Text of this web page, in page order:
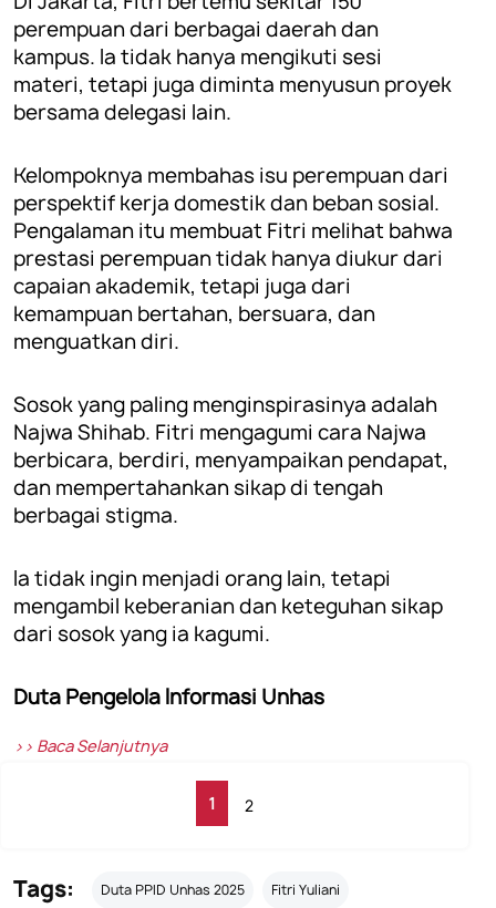
perempuan dari berbagai daerah dan
kampus. Ia tidak hanya mengikuti sesi
materi, tetapi juga diminta menyusun proyek
bersama delegasi lain.
Kelompoknya membahas isu perempuan dari
perspektif kerja domestik dan beban sosial.
Pengalaman itu membuat Fitri melihat bahwa
prestasi perempuan tidak hanya diukur dari
capaian akademik, tetapi juga dari
kemampuan bertahan, bersuara, dan
menguatkan diri.
Sosok yang paling menginspirasinya adalah
Najwa Shihab. Fitri mengagumi cara Najwa
berbicara, berdiri, menyampaikan pendapat,
dan mempertahankan sikap di tengah
berbagai stigma.
Ia tidak ingin menjadi orang lain, tetapi
mengambil keberanian dan keteguhan sikap
dari sosok yang ia kagumi.
Duta Pengelola Informasi Unhas
>> Baca Selanjutnya
1 2
Tags: Duta PPID Unhas 2025 Fitri Yuliani